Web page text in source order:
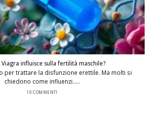
influisce sulla fertilità maschile?
per trattare la disfunzione erettile. Ma molti si
chiedono come influenzi.....
10 COMMENTI